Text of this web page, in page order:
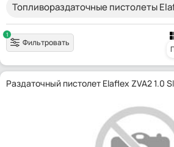
Топливораздаточные пистолеты
1
Фильтровать
Раздаточный пистолет Elaflex ZVA2 1.0